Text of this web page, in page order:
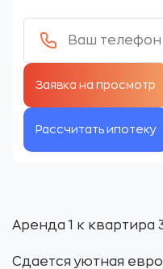
Рассчитать ипотеку
Аренда 1 к
Сдается уютная